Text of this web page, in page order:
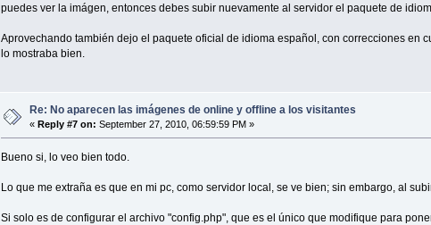
puedes ver la imágen, entonces debes subir nuevamente al servidor el paquete de
Aprovechando también dejo el paquete oficial de idioma español, con correcciones en
lo mostraba bien.
Re: No aparecen las imágenes de online y offline a los visitantes
«Reply #7 on: September 27, 2010, 06:59:59 PM »
Bueno si, lo veo bien todo.
Lo que me extraña es que en mi pc, como servidor local, se ve bien; sin embargo, al
Si solo es de configurar el archivo "config.php", que es el único que modifique para